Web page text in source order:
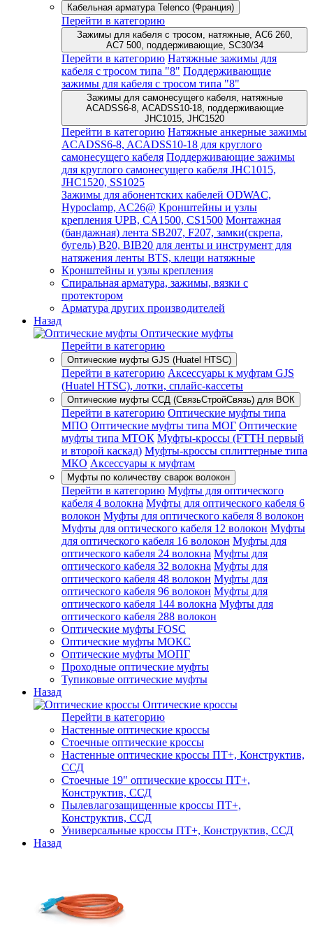
Кабельная арматура Telenco (Франция)
Перейти в категорию
Зажимы для кабеля с тросом, натяжные, AC6 260,
AC7 500, поддерживающие, SC30/34
Перейти в категорию Натяжные зажимы для
кабеля с тросом типа "8" Поддерживающие
зажимы для кабеля с тросом типа "8"
Зажимы для самонесущего кабеля, натяжные
ACADSS6-8, ACADSS10-18, поддерживающие
JHC1015, JHC1520
Перейти в категорию Натяжные анкерные зажимы
ACADSS6-8, ACADSS10-18 для круглого
самонесущего кабеля Поддерживающие зажимы
для круглого самонесущего кабеля JHC1015,
JHC1520, SS1025
Зажимы для абонентских кабелей ODWAC,
Hypoclamp, AC26@ Кронштейны и узлы
крепления UPB, CA1500, CS1500 Монтажная
(бандажная) лента SB207, F207, замки(скрепа,
бугель) B20, BIB20 для ленты и инструмент для
натяжения ленты BTS, клещи натяжные
Кронштейны и узлы крепления
Спиральная арматура, зажимы, вязки с
протектором
Арматура других производителей
Назад
Оптические муфты
Перейти в категорию
Оптические муфты GJS (Huatel HTSC)
Перейти в категорию Аксессуары к муфтам GJS
(Huatel HTSC), лотки, сплайс-кассеты
Оптические муфты ССД (СвязьСтройСвязь) для ВОК
Перейти в категорию Оптические муфты типа
МПО Оптические муфты типа МОГ Оптические
муфты типа МТОК Муфты-кроссы (FTTH первый
и второй каскад) Муфты-кроссы сплиттерные типа
МКО Аксессуары к муфтам
Муфты по количеству сварок волокон
Перейти в категорию Муфты для оптического
кабеля 4 волокна Муфты для оптического кабеля 6
волокон Муфты для оптического кабеля 8 волокон
Муфты для оптического кабеля 12 волокон Муфты
для оптического кабеля 16 волокон Муфты для
оптического кабеля 24 волокна Муфты для
оптического кабеля 32 волокна Муфты для
оптического кабеля 48 волокон Муфты для
оптического кабеля 96 волокон Муфты для
оптического кабеля 144 волокна Муфты для
оптического кабеля 288 волокон
Оптические муфты FOSC
Оптические муфты МОКС
Оптические муфты МОПГ
Проходные оптические муфты
Тупиковые оптические муфты
Назад
Оптические кроссы
Перейти в категорию
Настенные оптические кроссы
Стоечные оптические кроссы
Настенные оптические кроссы ПТ+, Конструктив,
ССД
Стоечные 19" оптические кроссы ПТ+,
Конструктив, ССД
Пылевлагозащищенные кроссы ПТ+,
Конструктив, ССД
Универсальные кроссы ПТ+, Конструктив, ССД
Назад